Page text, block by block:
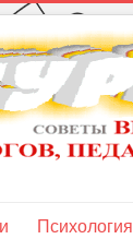
Психология